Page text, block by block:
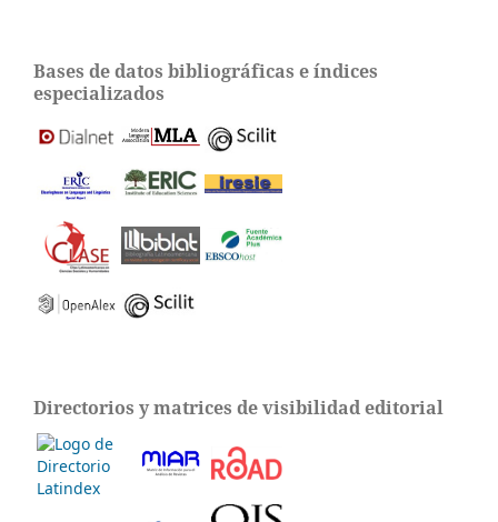
Bases de datos bibliográficas e índices
especializados
Directorios y matrices de visibilidad editorial